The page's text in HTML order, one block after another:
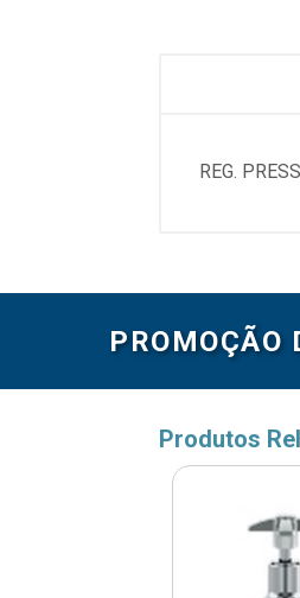
REG.
PROMOÇÃO
Produtos